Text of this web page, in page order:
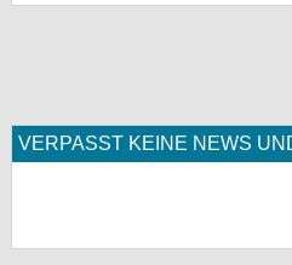
VERPASST KEINE NEWS